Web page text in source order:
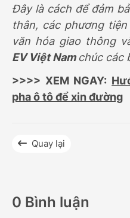
Đây là cách để đảm
thân, các phương
văn hóa giao thông
EV Việt Namchúc các
>>>> XEM NGAY:
pha ô tô để xin đường
Quay lại
0 Bình luận